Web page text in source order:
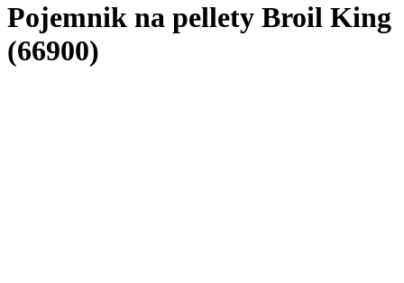
Pojemnik na pellety Broil King
(66900)